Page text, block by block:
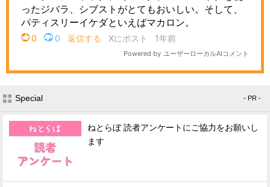
Special - PR -
ねとらぼ 読者アンケートにご協力をお願いし
ます